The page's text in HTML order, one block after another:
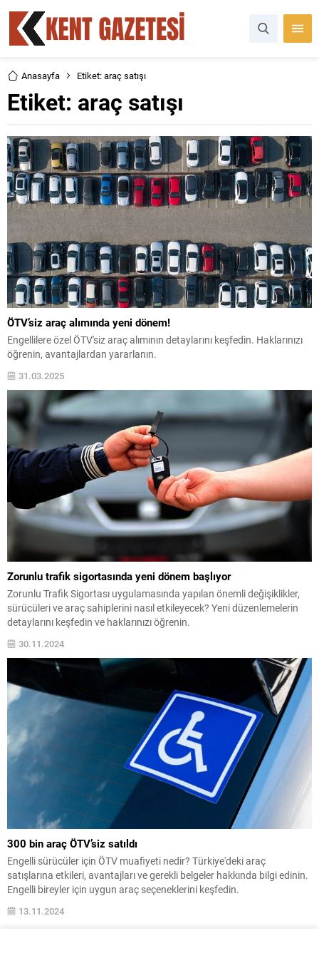
Anasayfa Etiket: araç satışı
Etiket: araç satışı
ÖTV’siz araç alımında yeni dönem!
Engellilere özel ÖTV'siz araç alımının detaylarını keşfedin. Haklarınızı
öğrenin, avantajlardan yararlanın.
31.03.2025
Zorunlu trafik sigortasında yeni dönem başlıyor
Zorunlu Trafik Sigortası uygulamasında yapılan önemli değişiklikler,
sürücüleri ve araç sahiplerini nasıl etkileyecek? Yeni düzenlemelerin
detaylarını keşfedin ve haklarınızı öğrenin.
30.11.2024
300 bin araç ÖTV’siz satıldı
Engelli sürücüler için ÖTV muafiyeti nedir? Türkiye'deki araç
satışlarına etkileri, avantajları ve gerekli belgeler hakkında bilgi edinin.
Engelli bireyler için uygun araç seçeneklerini keşfedin.
13.11.2024